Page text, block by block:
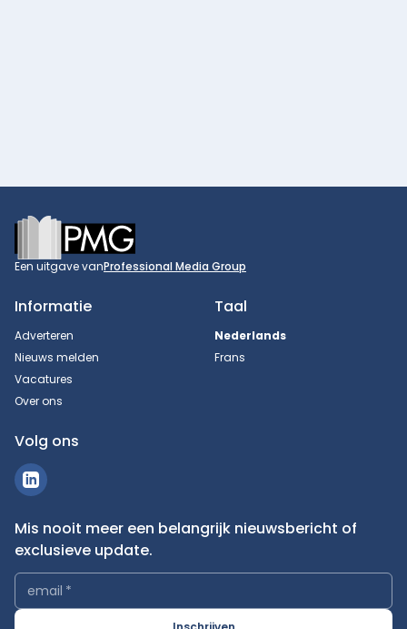
Footer
Een uitgave vanProfessional Media Group
Informatie
Adverteren
Nieuws melden
Vacatures
Over ons
Taal
Nederlands
Frans
Volg ons
Mis nooit meer een belangrijk nieuwsbericht of
exclusieve update.
email *